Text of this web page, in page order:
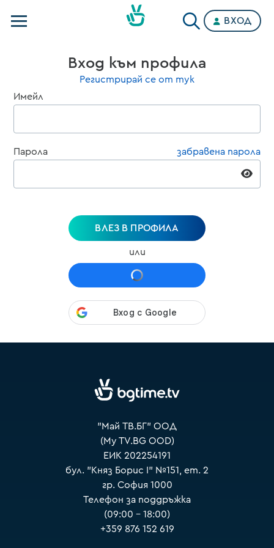
Категории
ВХОД
Вход към профила
Регистрирай се от тук
Имейл
Парола забравена парола
ВЛЕЗ В ПРОФИЛА
или
"Май ТВ.БГ" ООД
(My TV.BG OOD)
ЕИК 202254191
бул. "Княз Борис I" №151, ет. 2
гр. София 1000
Телефон за поддръжка
(09:00 – 18:00)
+359 876 152 619